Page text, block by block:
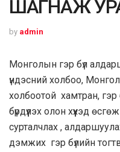
ШАГНАЖ
by admin
Монголын гэр бүл
үндэсний холбоо,
холбоотой хамтран, гэр
бүрдүүлэх олон хүүхэд
сурталчлах ,
дэмжих гэр бүлийн